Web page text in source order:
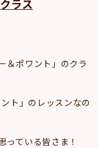
ラス
＆ポワント」のクラ
ト」のレッスンなの
ている皆さま！